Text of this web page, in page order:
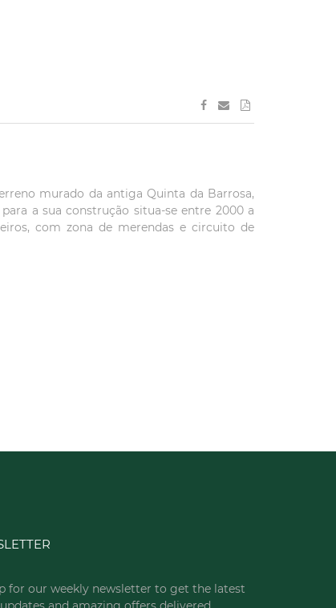
murado da antiga Quinta da Barrosa,
a sua construção situa-se entre 2000 a
com zona de merendas e circuito de
for our weekly newsletter to get the latest